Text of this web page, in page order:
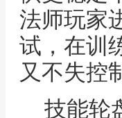
法师玩家
试，在训
又不失控
技能轮